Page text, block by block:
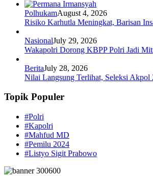
PolhukamAugust 4, 2026
Risiko Karhutla Meningkat, Barisan
NasionalJuly 29, 2026
Wakapolri Dorong KBPP Polri Jadi
BeritaJuly 28, 2026
Nilai Langsung Terlihat, Seleksi
Topik Populer
#Polri
#Kapolri
#Mahfud MD
#Pemilu 2024
#Listyo Sigit Prabowo